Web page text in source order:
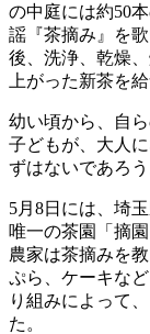
の中庭には約50
謡『茶摘み』を
後、洗浄、乾燥
上がった新茶を
幼い頃から、自
子どもが、大人
ずはないであろう
5月8日には、埼
唯一の茶園「摘
農家は茶摘みを
ぷら、ケーキな
り組みによって
た。